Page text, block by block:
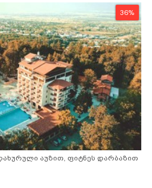
36%
აუზით, ფიტნეს დარბაზით